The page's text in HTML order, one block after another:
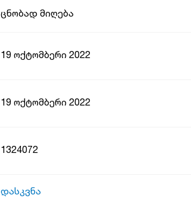
ცნობად მიღება
19 ოქტომბერი 2022
19 ოქტომბერი 2022
1324072
დასკვნა